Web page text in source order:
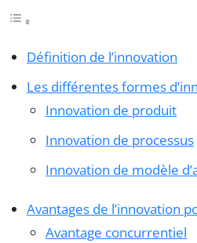
Définition de l’innovation
Les différentes formes
Innovation de produit
Innovation de processus
Innovation de modèle
Avantages de l’innovation
Avantage concurrentiel